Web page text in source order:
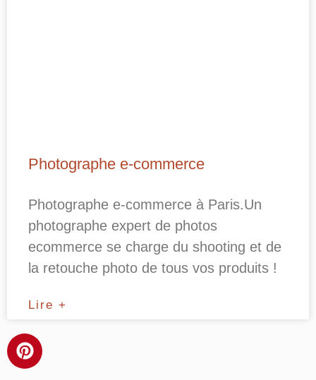
Photographe e-commerce
Photographe e-commerce à Paris.Un
photographe expert de photos
ecommerce se charge du shooting et de
la retouche photo de tous vos produits !
Lire +